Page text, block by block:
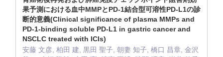
果予測における血中MMPとPD-1結合型可溶性PD-L1の診
断的意義(Clinical significance of plasma MMPs and
PD-1-binding soluble PD-L1 in gastric cancer and
NSCLC treated with ICIs)
安藤 文彦, 柏田 建, 黒田 聖子, 朝妻 知子, 橋口 昌章, 金沢